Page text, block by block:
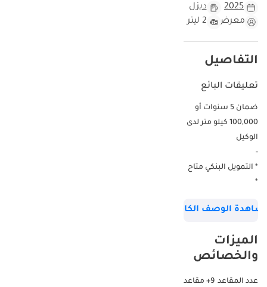
2025
ديزل
معرض
2 ليتر
التفاصيل
تعليقات البائع
ضمان 5 سنوات أو
100,000 كيلو متر لدى
الوكيل
-
* التمويل البنكي متاح
*
استبدل سيارتك
من أوتوماكس
--------------------------
الوصف الكامل
الميزات
والخصائص
عدد المقاعد 9+ مقاعد